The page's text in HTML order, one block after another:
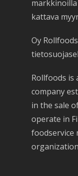
kattava
Oy
Rollfoods is
company
in the sale
operate in
foodservice